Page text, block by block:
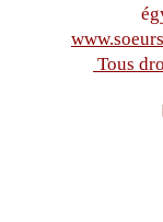
Tous